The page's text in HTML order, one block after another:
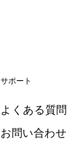
サポート
よくある質問
お問い合わせ